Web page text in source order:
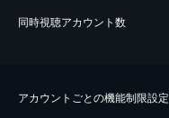
同時視聴アカウント数
アカウントごとの機能制限設定